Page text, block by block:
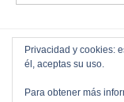
Privacidad y cookies:
él, aceptas su uso.
Para obtener más